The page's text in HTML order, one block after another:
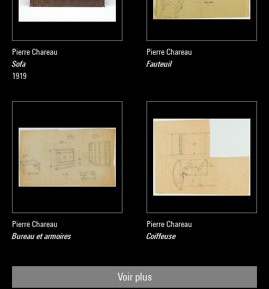
Pierre Chareau
Sofa
1919
Pierre Chareau
Fauteuil
Pierre Chareau
Bureau et armoires
Pierre Chareau
Coiffeuse
Voir plus